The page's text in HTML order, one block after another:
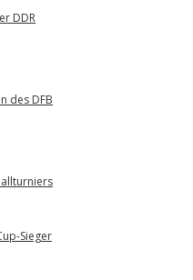
DDR
des DFB
Sieger